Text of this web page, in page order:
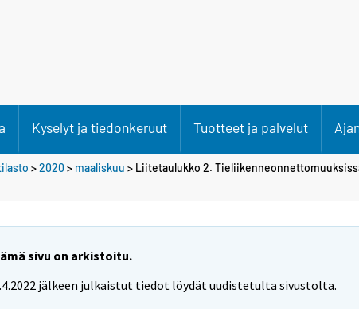
Kyselyt ja tiedonkeruut Tuotteet ja palvelut
>2020 > maaliskuu > Liitetaulukko 2.
sivu on arkistoitu.
jälkeen julkaistut tiedot löydät uudistetulta sivustolta.